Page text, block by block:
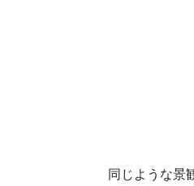
同じような景